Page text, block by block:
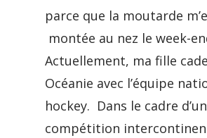
parce que la moutarde
montée au nez le week-
Actuellement, ma fille
Océanie avec l’équipe
hockey. Dans le cadre
compétition